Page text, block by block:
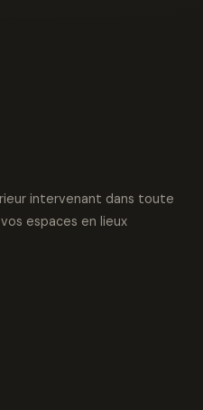
intervenant dans toute
espaces en lieux